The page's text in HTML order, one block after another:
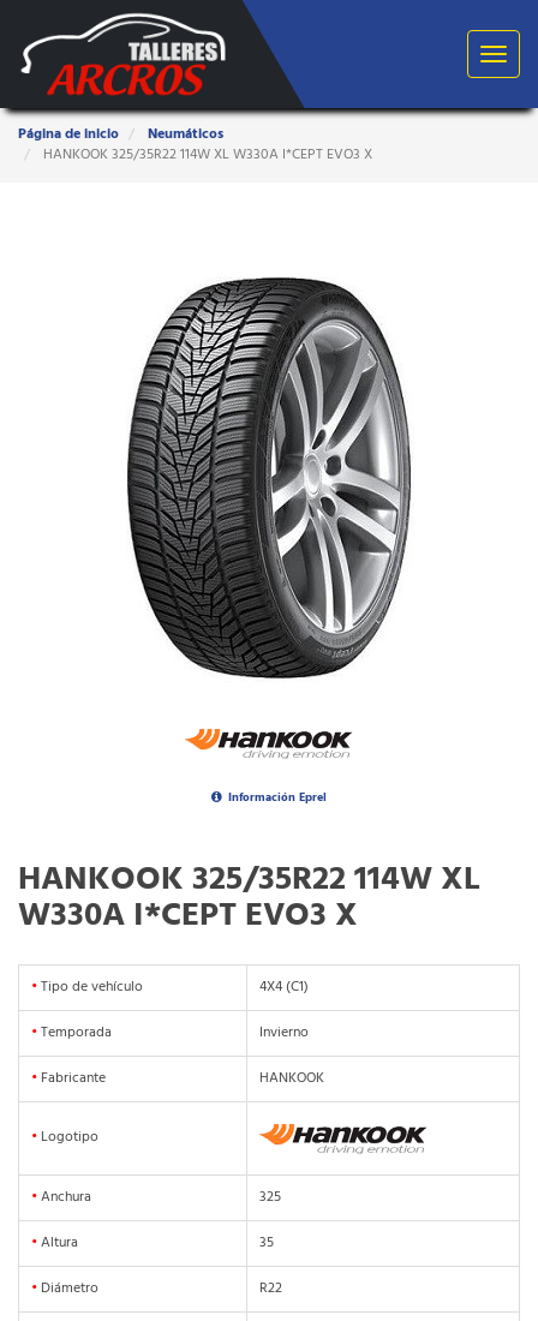
Toggle
Estas
aquí:
Página de inicio
Neumáticos
HANKOOK 325/35R22 114W XL W330A I*CEPT EVO3 X
Información Eprel
HANKOOK 325/35R22 114W XL
W330A I*CEPT EVO3 X
•Tipo de vehículo
4X4 (C1)
•Temporada
Invierno
• Fabricante HANKOOK
• Logotipo
•Anchura
325
•Altura
35
• Diámetro
R22